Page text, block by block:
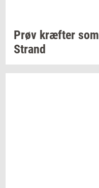
Prøv kræf­ter som
Strand